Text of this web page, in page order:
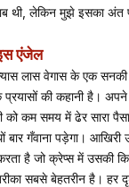
थी, लेकिन मुझे इसका अंत
एंजेल
लास वेगास के एक
की कहानी है। अपने
कम समय में ढेर सारा पैसा
गँवाना पड़ेगा। आखिरी
है जो क्रेप्स में उसकी
सबसे बेहतरीन है। हर